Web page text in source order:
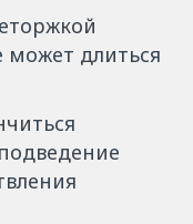
может длиться